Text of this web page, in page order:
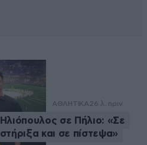
ΑΘΛΗΤΙΚΑ26 λ. πριν
Ηλιόπουλος σε Πήλιο: «Σε
στήριξα και σε πίστεψα»